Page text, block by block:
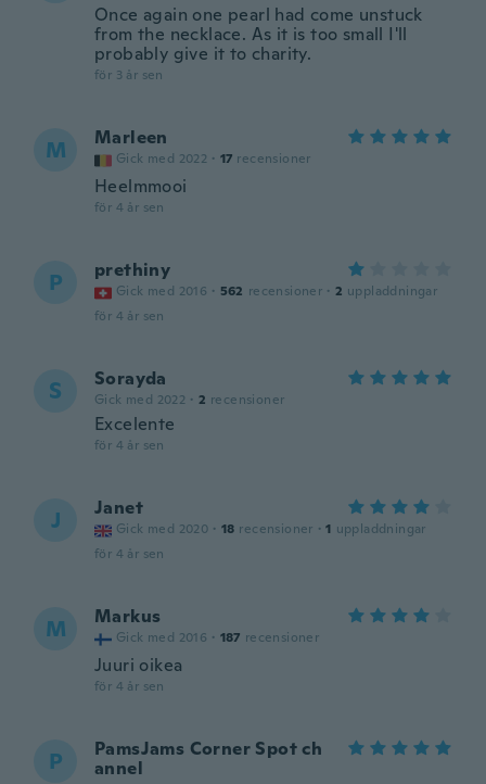
Once again one pearl had come unstuck
from the necklace. As it is too small I'll
probably give it to charity.
för 3 år sen
M Marleen
Gick med 2022 · 17 recensioner
Heelmmooi
för 4 år sen
P prethiny
Gick med 2016 · 562 recensioner · 2 uppladdningar
för 4 år sen
S Sorayda
Gick med 2022 · 2 recensioner
Excelente
för 4 år sen
J Janet
Gick med 2020 · 18 recensioner · 1 uppladdningar
för 4 år sen
M Markus
Gick med 2016 · 187 recensioner
Juuri oikea
för 4 år sen
P
PamsJams Corner Spot ch
annel